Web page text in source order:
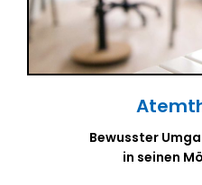
Bewusster
in seinen